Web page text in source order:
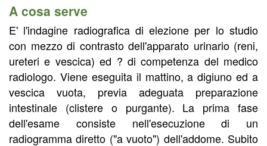
A cosa serve
E' l'indagine radiografica di elezione per lo studio
con mezzo di contrasto dell'apparato urinario (reni,
ureteri e vescica) ed ? di competenza del medico
radiologo. Viene eseguita il mattino, a digiuno ed a
vescica vuota, previa adeguata preparazione
intestinale (clistere o purgante). La prima fase
dell'esame consiste nell'esecuzione di un
radiogramma diretto ("a vuoto") dell'addome. Subito